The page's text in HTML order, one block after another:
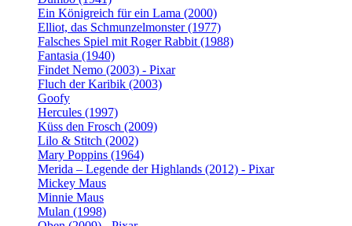
Ein Königreich für ein Lama (2000)
Elliot, das Schmunzelmonster (1977)
Falsches Spiel mit Roger Rabbit (1988)
Fantasia (1940)
Findet Nemo (2003) - Pixar
Fluch der Karibik (2003)
Goofy
Hercules (1997)
Küss den Frosch (2009)
Lilo & Stitch (2002)
Mary Poppins (1964)
Merida – Legende der Highlands (2012) - Pixar
Mickey Maus
Minnie Maus
Mulan (1998)